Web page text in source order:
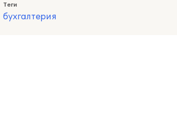
Теги
бухгалтерия